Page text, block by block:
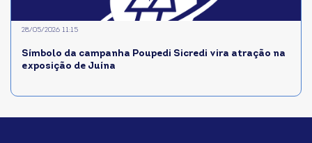
Símbolo da campanha Poupedi Sicredi vira atração na
exposição de Juína
28/05/2026 11:15